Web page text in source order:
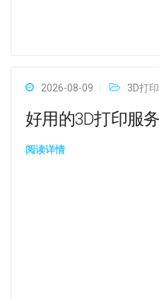
2026-08-09 3D打
好用的3D打印服
阅读详情